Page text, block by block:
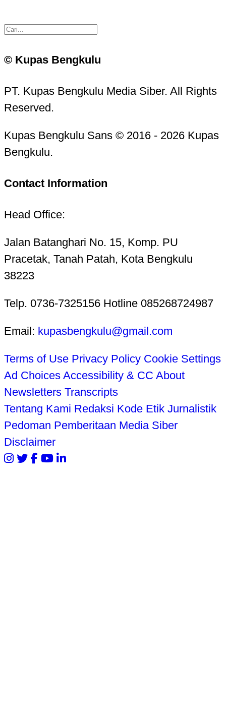
© Kupas Bengkulu
PT. Kupas Bengkulu Media Siber. All Rights
Reserved.
Kupas Bengkulu Sans © 2016 - 2026 Kupas
Bengkulu.
Contact Information
Head Office:
Jalan Batanghari No. 15, Komp. PU
Pracetak, Tanah Patah, Kota Bengkulu
38223
Telp. 0736-7325156 Hotline 085268724987
Email: kupasbengkulu@gmail.com
Terms of Use Privacy Policy Cookie Settings
Ad Choices Accessibility & CC About
Newsletters Transcripts
Tentang Kami Redaksi Kode Etik Jurnalistik
Pedoman Pemberitaan Media Siber
Disclaimer